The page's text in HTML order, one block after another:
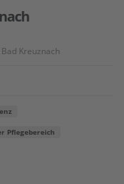
Kreuznach
Pflegebereich